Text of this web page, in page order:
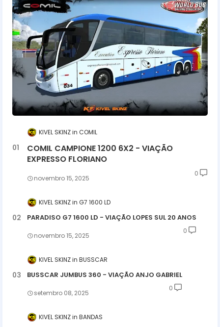
KIVEL SKINZ COMIL
COMIL CAMPIONE 1200 6X2 - VIAÇÃO
EXPRESSO FLORIANO
novembro 15, 2025
0
KIVEL SKINZ G7 1600 LD
PARADISO G7 1600 LD - VIAÇÃO LOPES SUL 20 ANOS
novembro 15, 2025
0
KIVEL SKINZ BUSSCAR
BUSSCAR JUMBUS 360 - VIAÇÃO ANJO GABRIEL
setembro 08, 2025
0
KIVEL SKINZ BANDAS